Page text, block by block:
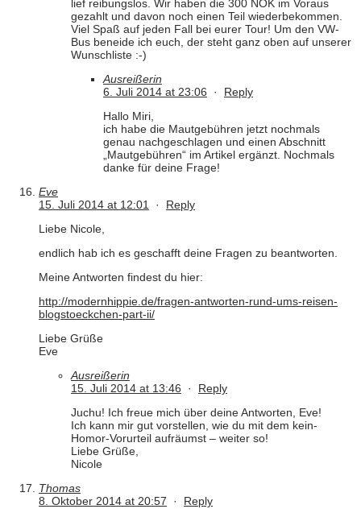
lief reibungslos. Wir haben die 300 NOK im Voraus
gezahlt und davon noch einen Teil wiederbekommen.
Viel Spaß auf jeden Fall bei eurer Tour! Um den VW-
Bus beneide ich euch, der steht ganz oben auf unserer
Wunschliste :-)
Ausreißerin
6. Juli 2014 at 23:06 · Reply
Hallo Miri,
ich habe die Mautgebühren jetzt nochmals
genau nachgeschlagen und einen Abschnitt
„Mautgebühren“ im Artikel ergänzt. Nochmals
danke für deine Frage!
Eve
15. Juli 2014 at 12:01 · Reply
Liebe Nicole,
endlich hab ich es geschafft deine Fragen zu beantworten.
Meine Antworten findest du hier:
http://modernhippie.de/fragen-antworten-rund-ums-reisen-
blogstoeckchen-part-ii/
Liebe Grüße
Eve
Ausreißerin
15. Juli 2014 at 13:46 · Reply
Juchu! Ich freue mich über deine Antworten, Eve!
Ich kann mir gut vorstellen, wie du mit dem kein-
Homor-Vorurteil aufräumst – weiter so!
Liebe Grüße,
Nicole
Thomas
8. Oktober 2014 at 20:57 · Reply